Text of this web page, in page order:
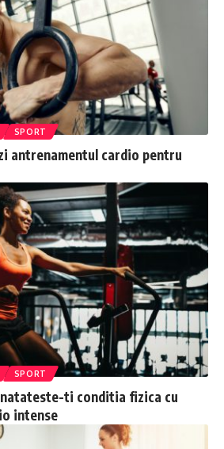
SPORT
antrenamentul cardio pentru
SPORT
ti conditia fizica cu
intense